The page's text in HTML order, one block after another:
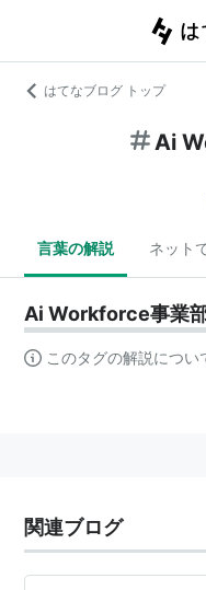
はてなブログ トップ
Ai
言葉の解説 ネット
Ai Workforce事業
このタグの解説につい
関連ブログ